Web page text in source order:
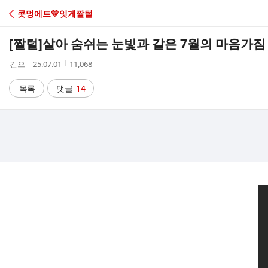
C
A
콧멍에트💛잇게짤털
[짤털]살아 숨쉬는 눈빛과 같은 7월의 마음가
작
자
긴으
작
시
간
25.07.01
조
수
11,068
목록 댓글 14